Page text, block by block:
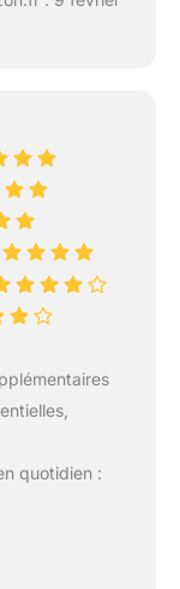
quotidien :